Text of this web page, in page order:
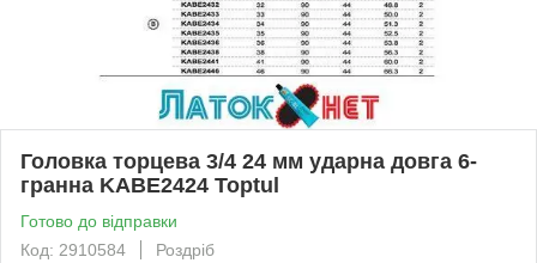
Головка торцева 3/4 24 мм ударна довга 6-
гранна KABE2424 Toptul
Готово до відправки
Код: 2910584
Роздріб